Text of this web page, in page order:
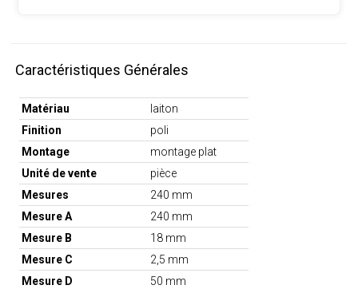
Caractéristiques Générales
Matériau
laiton
Finition
poli
Montage
montage plat
Unité de vente
pièce
Mesures
240 mm
Mesure A
240 mm
Mesure B
18 mm
Mesure C
2,5 mm
Mesure D
50 mm